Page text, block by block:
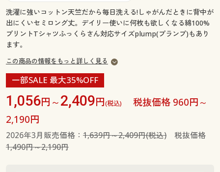
よくある質問とお問い合わせ
洗濯に強いコットン天竺だから毎日洗える!しゃがんだときに背中が
出にくいセミロング丈。デイリー使いに何枚も欲しくなる綿100%
プリントTシャツふっくらさん対応サイズplump(プランプ)もあり
ます。
この商品の情報をもっと詳しく見る
一部SALE 最大35%OFF
1,056円～2,409円(税込)
税抜価格 960円～
2,190円
2026年3月販売価格： 1,639円～2,409円(税込)税抜価格
1,490円～2,190円